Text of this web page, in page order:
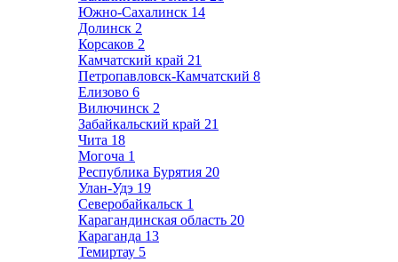
Южно-Сахалинск 14
Долинск 2
Корсаков 2
Камчатский край 21
Петропавловск-Камчатский 8
Елизово 6
Вилючинск 2
Забайкальский край 21
Чита 18
Могоча 1
Республика Бурятия 20
Улан-Удэ 19
Северобайкальск 1
Карагандинская область 20
Караганда 13
Темиртау 5